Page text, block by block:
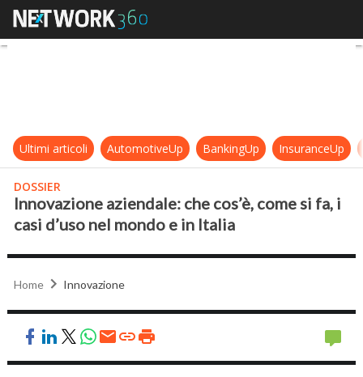
Innovazione aziendale: che cos’è,
Ultimi articoli AutomotiveUp BankingUp InsuranceUp
DOSSIER
Innovazione aziendale: che cos’è, come si fa, i
casi d’uso nel mondo e in Italia
Home Innovazione